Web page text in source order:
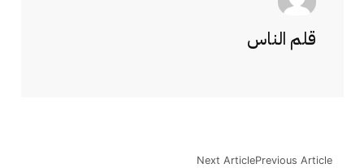
قلم الناس
Previous Article
Next Article